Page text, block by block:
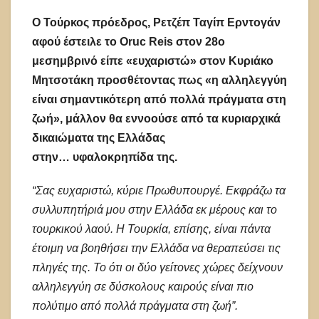
Ο Τούρκος πρόεδρος, Ρετζέπ Ταγίπ Ερντογάν
αφού έστειλε το Oruc Reis στον 28ο
μεσημβρινό είπε «ευχαριστώ» στον Κυριάκο
Μητσοτάκη προσθέτοντας πως «η αλληλεγγύη
είναι σημαντικότερη από πολλά πράγματα στη
ζωή», μάλλον θα εννοούσε από τα κυριαρχικά
δικαιώματα της Ελλάδας
στην… υφαλοκρηπίδα της.
“Σας ευχαριστώ, κύριε Πρωθυπουργέ. Εκφράζω τα
συλλυπητήριά μου στην Ελλάδα εκ μέρους και το
τουρκικού λαού. Η Τουρκία, επίσης, είναι πάντα
έτοιμη να βοηθήσει την Ελλάδα να θεραπεύσει τις
πληγές της. Το ότι οι δύο γείτονες χώρες δείχνουν
αλληλεγγύη σε δύσκολους καιρούς είναι πιο
πολύτιμο από πολλά πράγματα στη ζωή”.